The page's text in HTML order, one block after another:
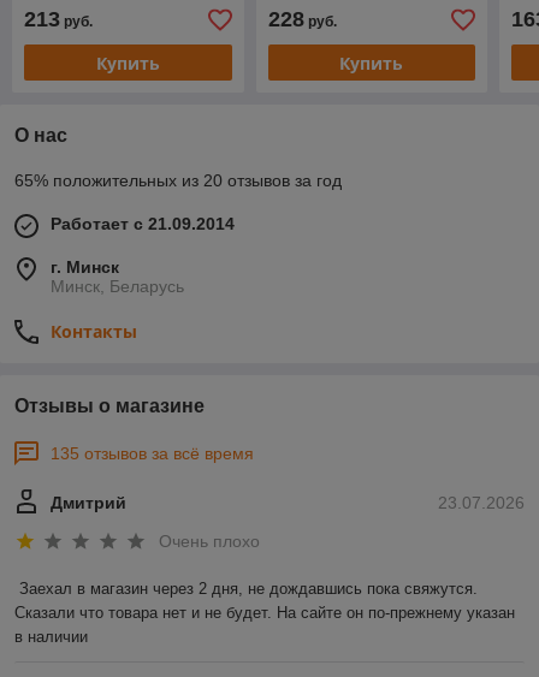
213 руб.
Купить
228руб.
Купить
О нас
65% положительных из 20 отзывов за год
Работает с 21.09.2014
г. Минск
Минск, Беларусь
Контакты
Отзывы о магазине
135 отзывов за всё время
23.07.2026
Дмитрий
Очень плохо
Заехал в магазин через 2 дня, не дождавшись пока свяжутся.
Сказали что товара нет и не будет. На сайте он по-прежнему указан
в наличии